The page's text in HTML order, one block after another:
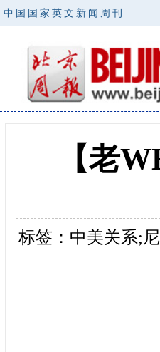
中国国家英文新闻周刊
【老
标签：中美关系;